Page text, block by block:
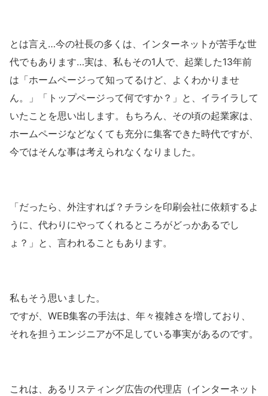
とは言え…今の社長の多くは、インターネットが苦手な世
代でもあります…実は、私もその1人で、起業した13年前
は「ホームページって知ってるけど、よくわかりませ
ん。」「トップページって何ですか？」と、イライラして
いたことを思い出します。もちろん、その頃の起業家は、
ホームページなどなくても充分に集客できた時代ですが、
今ではそんな事は考えられなくなりました。
「だったら、外注すれば？チラシを印刷会社に依頼するよ
うに、代わりにやってくれるところがどっかあるでし
ょ？」と、言われることもあります。
私もそう思いました。
ですが、WEB集客の手法は、年々複雑さを増しており、
それを担うエンジニアが不足している事実があるのです。
これは、あるリスティング広告の代理店（インターネット